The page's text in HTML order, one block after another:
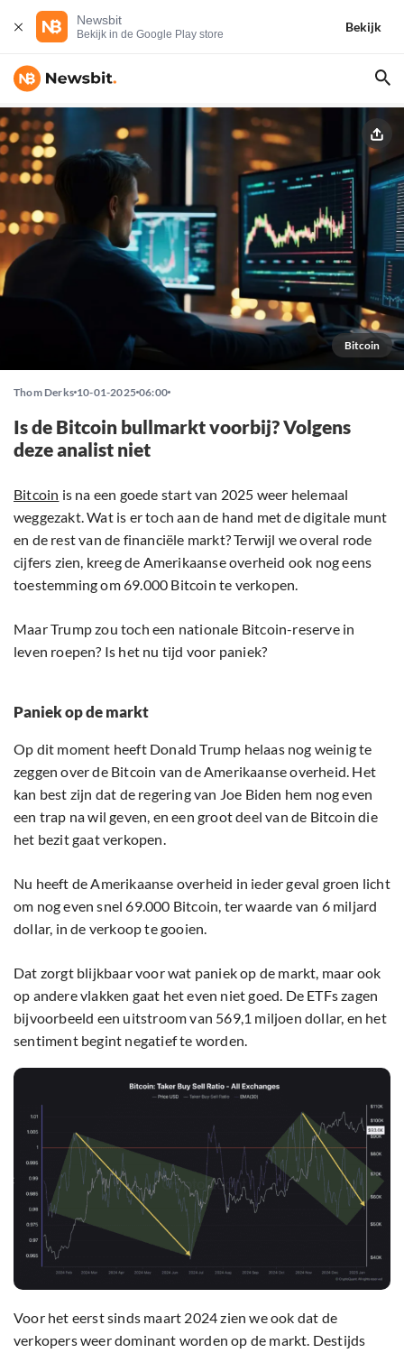
Newsbit
Bekijk in de Google Play store
Bekijk
Bitcoin
Thom Derks 10-01-2025 06:00
Is de Bitcoin bullmarkt voorbij? Volgens
deze analist niet
Bitcoin is na een goede start van 2025 weer helemaal
weggezakt. Wat is er toch aan de hand met de digitale munt
en de rest van de financiële markt? Terwijl we overal rode
cijfers zien, kreeg de Amerikaanse overheid ook nog eens
toestemming om 69.000 Bitcoin te verkopen.
Maar Trump zou toch een nationale Bitcoin-reserve in
leven roepen? Is het nu tijd voor paniek?
Paniek op de markt
Op dit moment heeft Donald Trump helaas nog weinig te
zeggen over de Bitcoin van de Amerikaanse overheid. Het
kan best zijn dat de regering van Joe Biden hem nog even
een trap na wil geven, en een groot deel van de Bitcoin die
het bezit gaat verkopen.
Nu heeft de Amerikaanse overheid in ieder geval groen licht
om nog even snel 69.000 Bitcoin, ter waarde van 6 miljard
dollar, in de verkoop te gooien.
Dat zorgt blijkbaar voor wat paniek op de markt, maar ook
op andere vlakken gaat het even niet goed. De ETFs zagen
bijvoorbeeld een uitstroom van 569,1 miljoen dollar, en het
sentiment begint negatief te worden.
Voor het eerst sinds maart 2024 zien we ook dat de
verkopers weer dominant worden op de markt. Destijds